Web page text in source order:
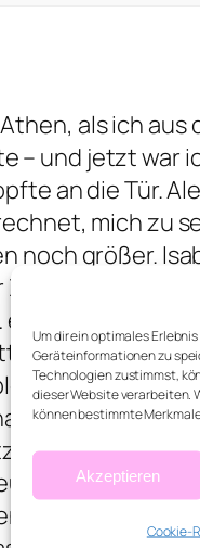
Um dir ein optimales
Geräteinformationen zu
Technologien zustimmst,
dieser Website verarbeiten.
können bestimmte
Akzeptieren
Cookie-
als ich
– und jetzt war
an die Tür.
mich zu
noch größer.
Zwischenstopp
hier.“ Alec:
näher und sah
so lange,
„Ich kann’s
hörte man
Jennifer:
drehte sich